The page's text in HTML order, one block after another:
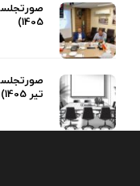
1405)
تیر 1405)